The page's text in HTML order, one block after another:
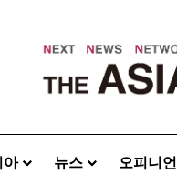
아 뉴스 오피니언